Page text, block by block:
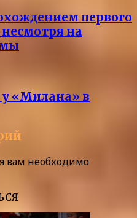
первого
несмотря на
«Милана» в
вам необходимо